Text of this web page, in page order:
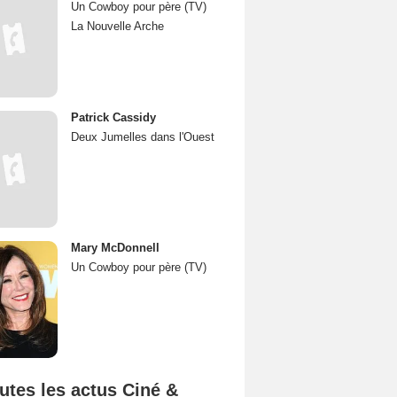
Un Cowboy pour père (TV)
La Nouvelle Arche
Patrick Cassidy
Deux Jumelles dans l'Ouest
Mary McDonnell
Un Cowboy pour père (TV)
les actus Ciné &